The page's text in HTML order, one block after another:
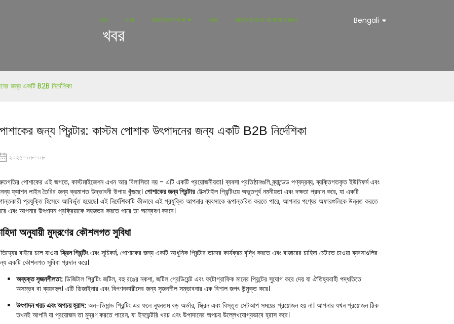
হোম পণ্য আমাদের সম্পর্কে খবর আমাদের সাথে যোগাযোগ করুন Bengali
খবর
জন্য একটি B2B নির্দেশিকা
জন্য প্রিন্টার: কাস্টম পোশাক উৎপাদনের জন্য একটি B2B নির্দেশিকা
২০২৫-০৮-০৮
পোশাকের এই জগতে, কাস্টমাইজেশন এখন আর বিলাসিতা নয় - এটি একটি প্রয়োজনীয়তা। ব্যবসা প্রতিষ্ঠানগুলি ব্র্যান্ডেড পণ্যদ্রব্য, ব্যক্তিগতকৃত ইউনিফর্ম এবং
ফ্যাশন লাইন তৈরির জন্য ক্রমাগত উদ্ভাবনী উপায় খুঁজছে। পোশাকের জন্য প্রিন্টার টেক্সটাইল প্রিন্টিংয়ে অভূতপূর্ব নমনীয়তা এবং দক্ষতা প্রদান করে, যা একটি
প্রযুক্তি হিসেবে আবির্ভূত হয়েছে। এই নির্দেশিকাটি কীভাবে এই প্রযুক্তি আপনার ব্যবসাকে রূপান্তরিত করতে পারে, আপনার পণ্যের অফারগুলিকে উন্নত করতে
এবং আপনার উৎপাদন প্রক্রিয়াকে সহজতর করতে পারে তা অন্বেষণ করবে।
অনুযায়ী মুদ্রণের কৌশলগত সুবিধা
বাইরে চলে যাওয়াস্ক্রিন প্রিন্টিংএবং সূচিকর্ম, পোশাকের জন্য একটি আধুনিক প্রিন্টার তাদের কার্যক্রম বৃদ্ধি করতে এবং বাজারের চাহিদা মেটাতে চাওয়া ব্যবসাগুলির
একটি কৌশলগত সুবিধা প্রদান করে।
অব্যক্ত সৃজনশীলতা: ডিজিটাল প্রিন্টিং জটিল, বহু রঙের নকশা, জটিল গ্রেডিয়েন্ট এবং ফটোগ্রাফিক মানের প্রিন্টের সুযোগ করে দেয় যা ঐতিহ্যবাহী পদ্ধতিতে
অসম্ভব বা ব্যয়বহুল। এটি ডিজাইনার এবং বিপণনকারীদের জন্য সৃজনশীল সম্ভাবনার এক বিশাল জগৎ উন্মুক্ত করে।
উৎপাদন খরচ এবং অপচয় হ্রাস: অন-ডিমান্ড প্রিন্টিং এর ফলে ন্যূনতম বড় অর্ডার, স্ক্রিন এবং বিস্তৃত সেটআপ সময়ের প্রয়োজন হয় না। আপনার যখন প্রয়োজন ঠিক
তখনই আপনি যা প্রয়োজন তা মুদ্রণ করতে পারেন, যা ইনভেন্টরি খরচ এবং উপাদানের অপচয় উল্লেখযোগ্যভাবে হ্রাস করে।